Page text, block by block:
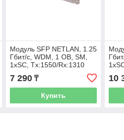
Модуль SFP NETLAN, 1.25
Гбит/с, WDM, 1 ОВ, SM,
1xSC, Tx:1550/Rx:1310
нм, DDM, 14 дБ (до 20 км)
7 290₸
Купить
10